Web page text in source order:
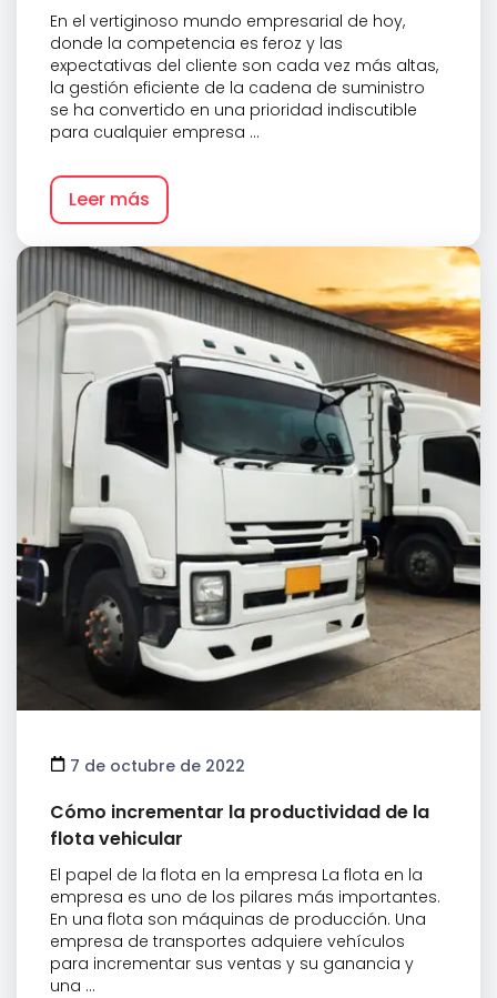
En el vertiginoso mundo empresarial de hoy,
donde la competencia es feroz y las
expectativas del cliente son cada vez más altas,
la gestión eficiente de la cadena de suministro
se ha convertido en una prioridad indiscutible
para cualquier empresa ...
Leer más
7 de octubre de 2022
Cómo incrementar la productividad de la
flota vehicular
El papel de la flota en la empresa La flota en la
empresa es uno de los pilares más importantes.
En una flota son máquinas de producción. Una
empresa de transportes adquiere vehículos
para incrementar sus ventas y su ganancia y
una ...